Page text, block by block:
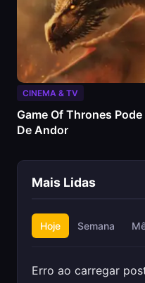
CINEMA & TV
Game Of Thrones
De Andor
Mais Lidas
Hoje Semana
Erro ao carregar